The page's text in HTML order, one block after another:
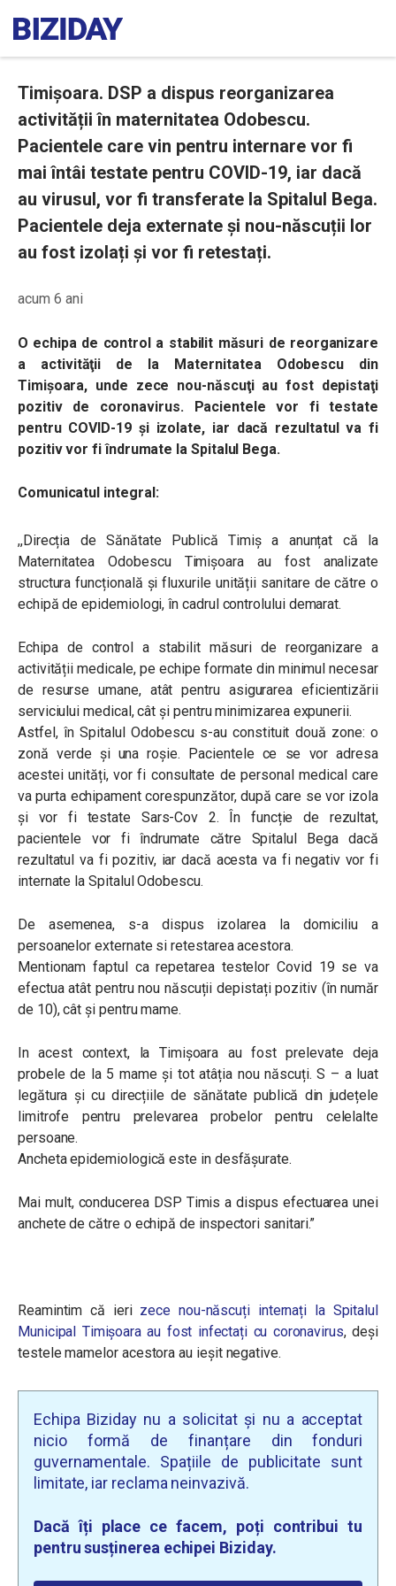
Timișoara. DSP a dispus reorganizarea
activității în maternitatea Odobescu.
Pacientele care vin pentru internare vor fi
mai întâi testate pentru COVID-19, iar dacă
au virusul, vor fi transferate la Spitalul Bega.
Pacientele deja externate și nou-născuții lor
au fost izolați și vor fi retestați.
acum 6 ani
O echipa de control a stabilit măsuri de reorganizare
a activităţii de la Maternitatea Odobescu din
Timişoara, unde zece nou-născuţi au fost depistaţi
pozitiv de coronavirus. Pacientele vor fi testate
pentru COVID-19 şi izolate, iar dacă rezultatul va fi
pozitiv vor fi îndrumate la Spitalul Bega.
Comunicatul integral:
,,Direcția de Sănătate Publică Timiș a anunțat că la
Maternitatea Odobescu Timișoara au fost analizate
structura funcțională și fluxurile unității sanitare de către o
echipă de epidemiologi, în cadrul controlului demarat.
Echipa de control a stabilit măsuri de reorganizare a
activității medicale, pe echipe formate din minimul necesar
de resurse umane, atât pentru asigurarea eficientizării
serviciului medical, cât și pentru minimizarea expunerii.
Astfel, în Spitalul Odobescu s-au constituit două zone: o
zonă verde și una roșie. Pacientele ce se vor adresa
acestei unități, vor fi consultate de personal medical care
va purta echipament corespunzător, după care se vor izola
și vor fi testate Sars-Cov 2. În funcție de rezultat,
pacientele vor fi îndrumate către Spitalul Bega dacă
rezultatul va fi pozitiv, iar dacă acesta va fi negativ vor fi
internate la Spitalul Odobescu.
De asemenea, s-a dispus izolarea la domiciliu a
persoanelor externate si retestarea acestora.
Mentionam faptul ca repetarea testelor Covid 19 se va
efectua atât pentru nou născuții depistați pozitiv (în număr
de 10), cât și pentru mame.
In acest context, la Timișoara au fost prelevate deja
probele de la 5 mame și tot atâția nou născuți. S – a luat
legătura și cu direcțiile de sănătate publică din județele
limitrofe pentru prelevarea probelor pentru celelalte
persoane.
Ancheta epidemiologică este in desfășurate.
Mai mult, conducerea DSP Timis a dispus efectuarea unei
anchete de către o echipă de inspectori sanitari.”
Reamintim că ieri zece nou-născuți internați la Spitalul
Municipal Timișoara au fost infectați cu coronavirus, deși
testele mamelor acestora au ieșit negative.
Echipa Biziday nu a solicitat și nu a acceptat
nicio formă de finanțare din fonduri
guvernamentale. Spațiile de publicitate sunt
limitate, iar reclama neinvazivă.
Dacă îți place ce facem, poți contribui tu
pentru susținerea echipei Biziday.